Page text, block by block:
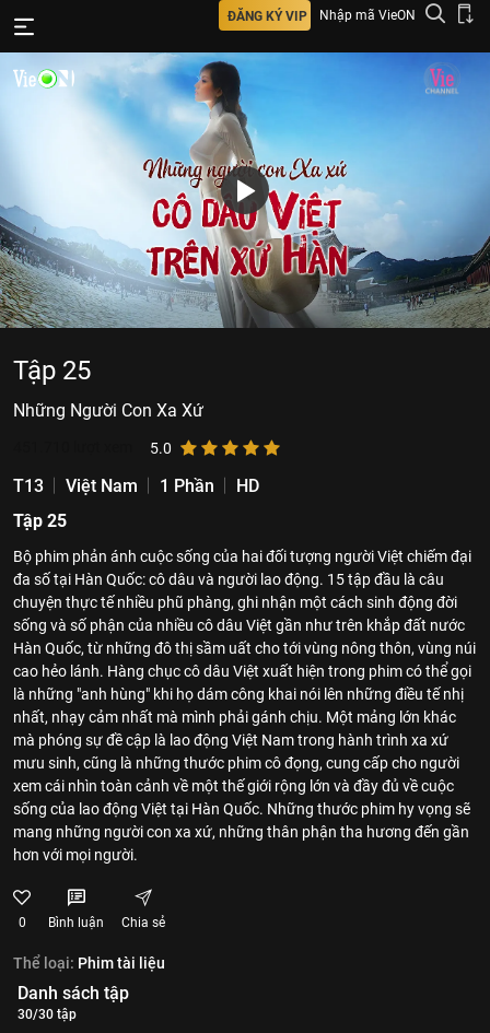
ĐĂNG KÝ VIP Nhập mã VieON
Tập 25
Những Người Con Xa Xứ
5.0
T13 Việt Nam 1 Phần
HD
Tập 25
Bộ phim phản ánh cuộc sống của hai đối tượng người Việt chiếm đại
đa số tại Hàn Quốc: cô dâu và người lao động. 15 tập đầu là câu
chuyện thực tế nhiều phũ phàng, ghi nhận một cách sinh động đời
sống và số phận của nhiều cô dâu Việt gần như trên khắp đất nước
Hàn Quốc, từ những đô thị sầm uất cho tới vùng nông thôn, vùng núi
cao hẻo lánh. Hàng chục cô dâu Việt xuất hiện trong phim có thể gọi
là những "anh hùng" khi họ dám công khai nói lên những điều tế nhị
nhất, nhạy cảm nhất mà mình phải gánh chịu. Một mảng lớn khác
mà phóng sự đề cập là lao động Việt Nam trong hành trình xa xứ
mưu sinh, cũng là những thước phim cô đọng, cung cấp cho người
xem cái nhìn toàn cảnh về một thế giới rộng lớn và đầy đủ về cuộc
sống của lao động Việt tại Hàn Quốc. Những thước phim hy vọng sẽ
mang những người con xa xứ, những thân phận tha hương đến gần
hơn với mọi người.
0 Bình luận Chia sẻ
Thể loại: Phim tài liệu
Danh sách tập
30/30 tập